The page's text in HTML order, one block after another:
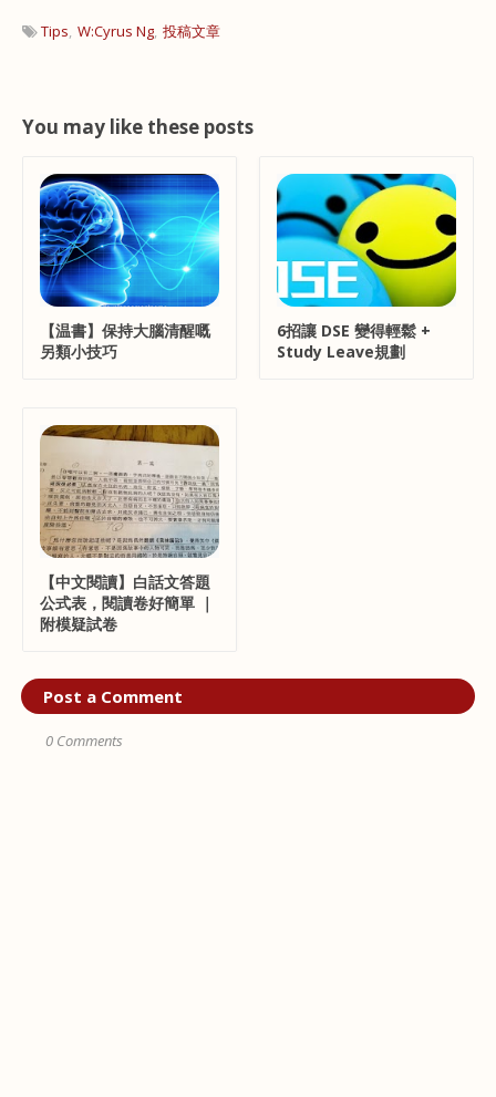
Tips W:Cyrus Ng 投稿文章
You may like these posts
【温書】保持大腦清醒嘅
另類小技巧
6招讓 DSE 變得輕鬆 +
Study Leave規劃
【中文閱讀】白話文答題
公式表，閱讀卷好簡單 ｜
附模疑試卷
Post a Comment
0 Comments